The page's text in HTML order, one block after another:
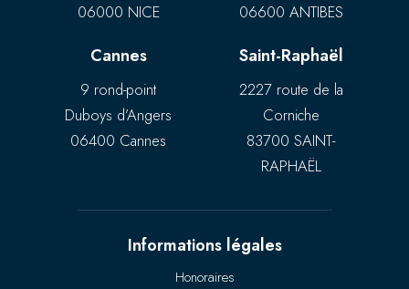
06000 NICE
06600 ANTIBES
Cannes
9 rond-point
Duboys d’Angers
06400 Cannes
Saint-Raphaël
2227 route de la
Corniche
83700 SAINT-
RAPHAËL
Informations légales
Honoraires